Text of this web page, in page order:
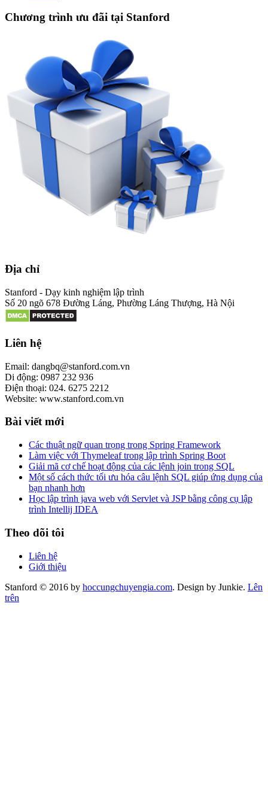
Chương trình ưu đãi tại Stanford
Địa chỉ
Stanford - Dạy kinh nghiệm lập trình
Số 20 ngõ 678 Đường Láng, Phường Láng Thượng, Hà Nội
Liên hệ
Email: dangbq@stanford.com.vn
Di động: 0987 232 936
Điện thoại: 024. 6275 2212
Website: www.stanford.com.vn
Bài viết mới
Các thuật ngữ quan trọng trong Spring Framework
Làm việc với Thymeleaf trong lập trình Spring Boot
Giải mã cơ chế hoạt động của các lệnh join trong SQL
Một số cách thức tối ưu hóa câu lệnh SQL giúp ứng dụng của
bạn nhanh hơn
Học lập trình java web với Servlet và JSP bằng công cụ lập
trình Intellij IDEA
Theo dõi tôi
Liên hệ
Giới thiệu
Stanford © 2016 by hoccungchuyengia.com. Design by Junkie. Lên
trên